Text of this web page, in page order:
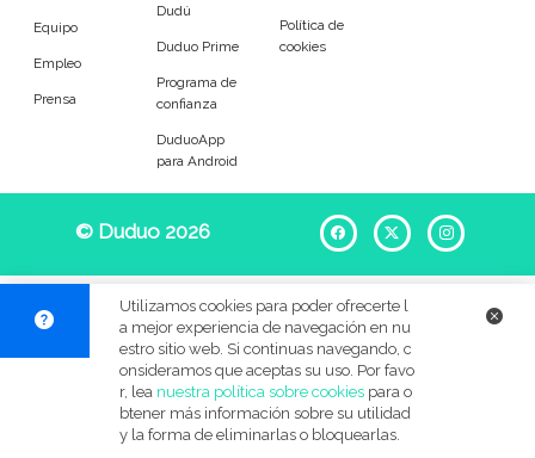
Primaria
Selectividad
Universitarios
Materias
Apoyo escolar Ayuda con deberes
Técnicas de estudio Artes plásticas
Equipo
Empleo
Prensa
Dudú
Duduo Prime
Programa de
confianza
DuduoApp
para Android
Política de
cookies
© Duduo 2026 Facebook
X
Utilizamos cookies para poder ofrecerte l
a mejor experiencia de navegación en nu
estro sitio web. Si continuas navegando, c
onsideramos que aceptas su uso. Por favo
r, lea nuestra política sobre cookiespara o
btener más información sobre su utilidad
y la forma de eliminarlas o bloquearlas.